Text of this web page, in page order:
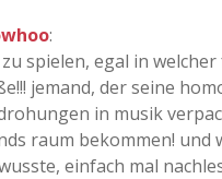
:
spielen, egal in
jemand, der seine
in musik
raum bekommen! und
einfach mal